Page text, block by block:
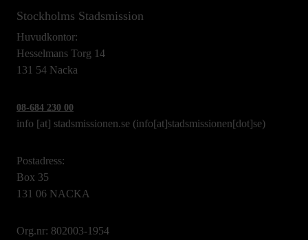
Stockholms Stadsmission
Huvudkontor:
Hesselmans Torg 14
131 54 Nacka
08-684 230 00
info [at] stadsmissionen.se (info[at]stadsmissionen[dot]se)
Postadress:
Box 35
131 06 NACKA
Org.nr: 802003-1954